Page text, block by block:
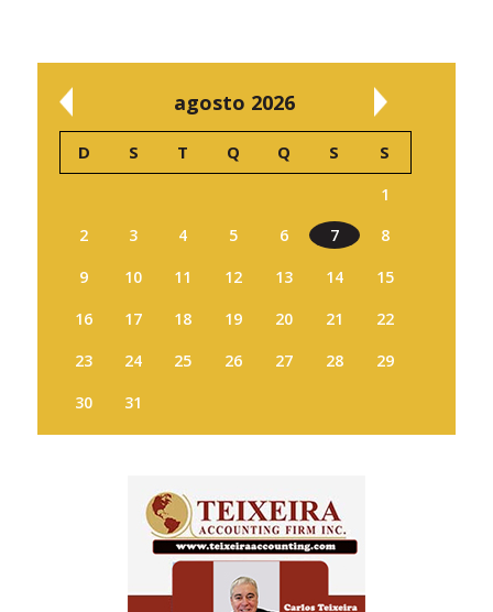
agosto 2026
D S T Q Q S S
1
2
3 4 5 6 7
8
9
10 11 12 13 14
15
16
17 18 19 20 21
22
23
24 25 26 27 28
29
30
31